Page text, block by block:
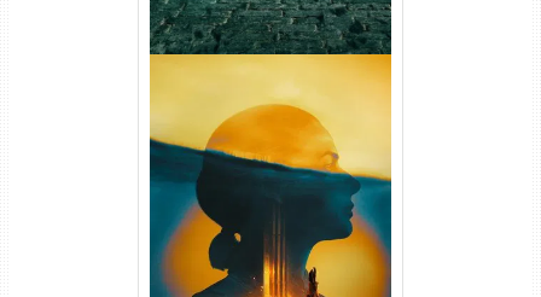
Silo 2ª Temporada (2024)
WEB-DL 1080p Dual Áudio